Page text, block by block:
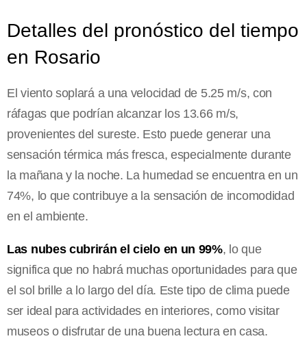
Detalles del pronóstico del tiempo
en Rosario
El viento soplará a una velocidad de 5.25 m/s, con
ráfagas que podrían alcanzar los 13.66 m/s,
provenientes del sureste. Esto puede generar una
sensación térmica más fresca, especialmente durante
la mañana y la noche. La humedad se encuentra en un
74%, lo que contribuye a la sensación de incomodidad
en el ambiente.
Las nubes cubrirán el cielo en un 99%, lo que
significa que no habrá muchas oportunidades para que
el sol brille a lo largo del día. Este tipo de clima puede
ser ideal para actividades en interiores, como visitar
museos o disfrutar de una buena lectura en casa.